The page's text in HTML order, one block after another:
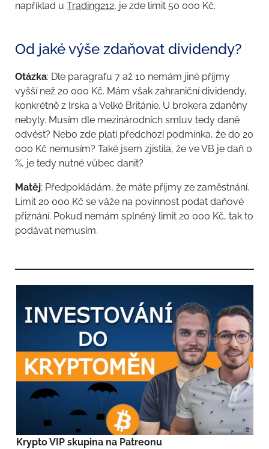
například u Trading212, je zde limit 50 000 Kč.
Od jaké výše zdaňovat dividendy?
Otázka: Dle paragrafu 7 až 10 nemám jiné příjmy
vyšší než 20 000 Kč. Mám však zahraniční dividendy,
konkrétně z Irska a Velké Británie. U brokera zdaněny
nebyly. Musím dle mezinárodních smluv tedy daně
odvést? Nebo zde platí předchozí podmínka, že do 20
000 Kč nemusím? Také jsem zjistila, že ve VB je daň 0
%, je tedy nutné vůbec danit?
Matěj: Předpokládám, že máte příjmy ze zaměstnání.
Limit 20 000 Kč se váže na povinnost podat daňové
přiznání. Pokud nemám splněný limit 20 000 Kč, tak to
podávat nemusím.
Krypto VIP skupina na Patreonu